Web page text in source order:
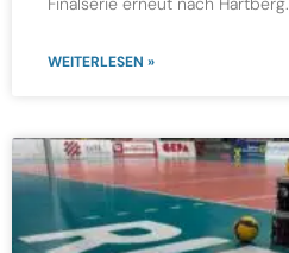
WEITERLESEN »